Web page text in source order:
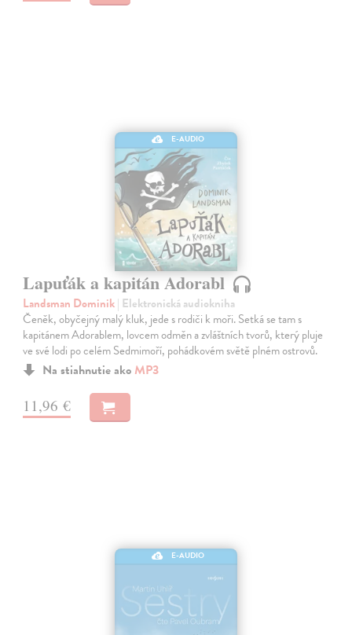
E-AUDIO
Lapuťák a kapitán Adorabl
Landsman Dominik| Elektronická audiokniha
Čeněk, obyčejný malý kluk, jede s rodiči k moři. Setká se tam s
kapitánem Adorablem, lovcem odměn a zvláštních tvorů, který pluje
ve své lodi po celém Sedmimoří, pohádkovém světě plném ostrovů.
Na stiahnutie ako MP3
11,96 €
E-AUDIO